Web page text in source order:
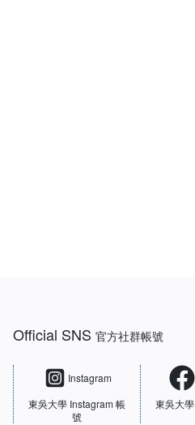
Official SNS 官方社群帳號
Instagram
東吳大學 Instagram 帳
號
東吳大學